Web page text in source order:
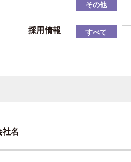
その他
採用情報 すべて
社名